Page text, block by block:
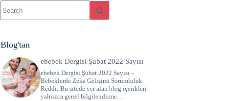
Blog'tan
ebebek Dergisi Şubat 2022 Sayısı
ebebek Dergisi Şubat 2022 Sayısı –
Bebeklerde Zeka Gelişimi Sorumluluk
Reddi: Bu sitede yer alan blog içerikleri
yalnızca genel bilgilendirme…